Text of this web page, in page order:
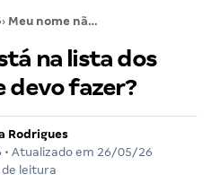
›› Meu nome não está na lista dos aprovados, o que devo fazer?
na lista dos
devo fazer?
Rodrigues
• Atualizado em 26/05/26
de leitura